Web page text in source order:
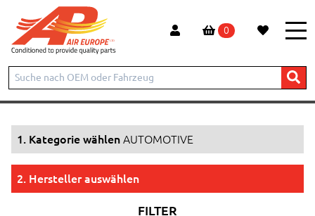
0
Start Produkte AUTOMOTIVE
1. Kategorie wählen AUTOMOTIVE
2. Hersteller auswählen
FILTER